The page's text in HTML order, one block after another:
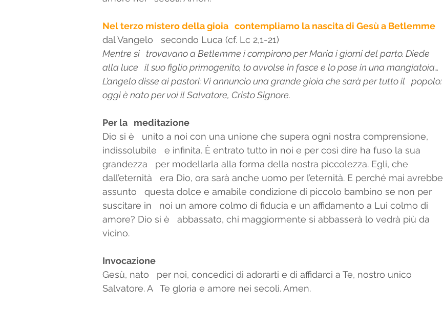
Nel terzo mistero della gioia   contempliamo la nascita di Gesù a Betlemme
dal Vangelo   secondo Luca (cf. Lc 2,1-21)
Mentre si   trovavano a Betlemme i compirono per Maria i giorni del parto. Diede
alla luce   il suo figlio primogenito, lo avvolse in fasce e lo pose in una mangiatoia…
L’angelo disse ai pastori: Vi annuncio una grande gioia che sarà per tutto il   popolo:
oggi è nato per voi il Salvatore, Cristo Signore.
Per la   meditazione
Dio si è   unito a noi con una unione che supera ogni nostra comprensione,
indissolubile   e infinita. È entrato tutto in noi e per così dire ha fuso la sua
grandezza   per modellarla alla forma della nostra piccolezza. Egli, che
dall’eternità   era Dio, ora sarà anche uomo per l’eternità. E perché mai avrebbe
assunto   questa dolce e amabile condizione di piccolo bambino se non per
suscitare in   noi un amore colmo di fiducia e un affidamento a Lui colmo di
amore? Dio si è   abbassato, chi maggiormente si abbasserà lo vedrà più da
vicino.
Invocazione
Gesù, nato   per noi, concedici di adorarti e di affidarci a Te, nostro unico
Salvatore. A   Te gloria e amore nei secoli. Amen.